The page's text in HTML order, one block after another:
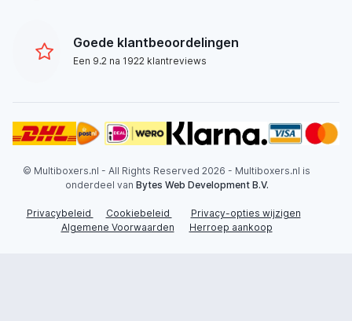
Goede klantbeoordelingen
Een 9.2 na 1922 klantreviews
© Multiboxers.nl - All Rights Reserved 2026 - Multiboxers.nl is
onderdeel van Bytes Web Development B.V.
Privacybeleid Cookiebeleid
Privacy-opties wijzigen
Algemene Voorwaarden
Herroep aankoop